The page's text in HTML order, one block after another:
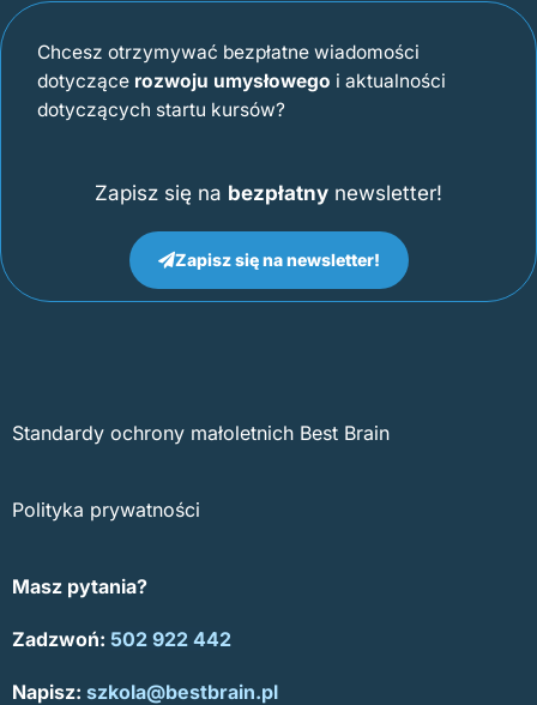
Chcesz otrzymywać bezpłatne wiadomości
dotyczące rozwoju umysłowego i aktualności
dotyczących startu kursów?
Zapisz się na bezpłatny newsletter!
Zapisz się na newsletter!
Standardy ochrony małoletnich Best Brain
Polityka prywatności
Masz pytania?
Zadzwoń: 502 922 442
Napisz: szkola@bestbrain.pl